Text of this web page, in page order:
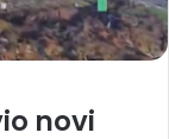
novi